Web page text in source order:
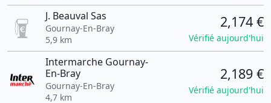
J. Beauval Sas
Gournay-En-Bray
5,9 km
2,174 €
Vérifié aujourd'hui
Intermarche Gournay-
En-Bray
Gournay-En-Bray
4,7 km
2,189 €
Vérifié aujourd'hui